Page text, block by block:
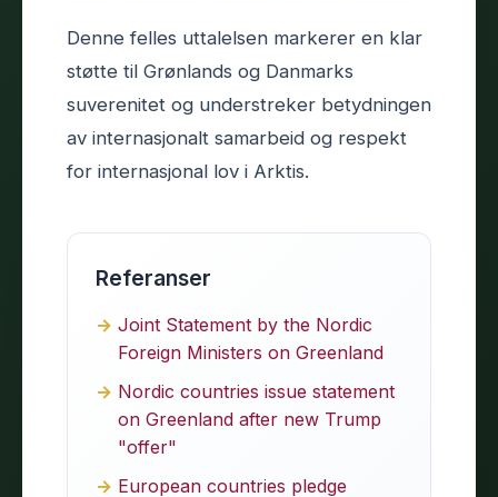
Denne felles uttalelsen markerer en klar
støtte til Grønlands og Danmarks
suverenitet og understreker betydningen
av internasjonalt samarbeid og respekt
for internasjonal lov i Arktis.
Referanser
Joint Statement by the Nordic
Foreign Ministers on Greenland
Nordic countries issue statement
on Greenland after new Trump
"offer"
European countries pledge